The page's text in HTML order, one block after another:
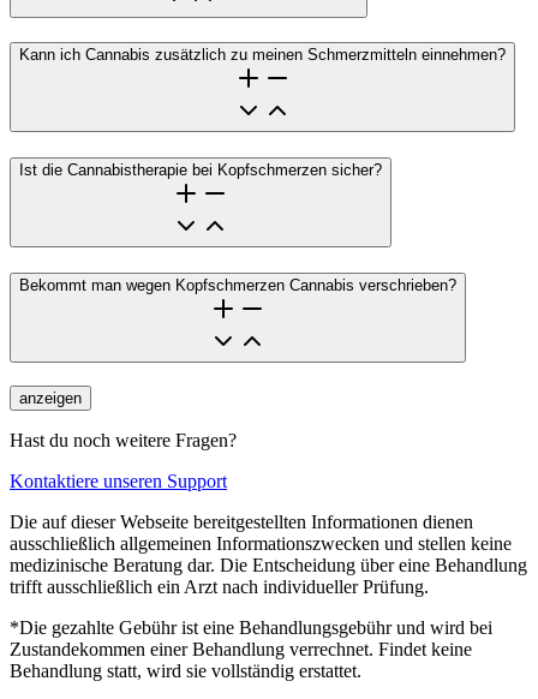
Kann ich Cannabis zusätzlich zu meinen Schmerzmitteln einnehmen?
Ist die Cannabistherapie bei Kopfschmerzen sicher?
Bekommt man wegen Kopfschmerzen Cannabis verschrieben?
anzeigen
Hast du noch weitere Fragen?
Kontaktiere unseren Support
Die auf dieser Webseite bereitgestellten Informationen dienen
ausschließlich allgemeinen Informationszwecken und stellen keine
medizinische Beratung dar. Die Entscheidung über eine Behandlung
trifft ausschließlich ein Arzt nach individueller Prüfung.
*Die gezahlte Gebühr ist eine Behandlungsgebühr und wird bei
Zustandekommen einer Behandlung verrechnet. Findet keine
Behandlung statt, wird sie vollständig erstattet.